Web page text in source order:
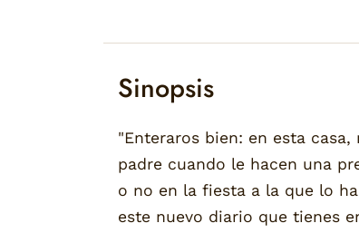
Sinopsis
"Enteraros bien: en esta
padre cuando le hacen una
o no en la fiesta a la que lo
este nuevo diario que tienes